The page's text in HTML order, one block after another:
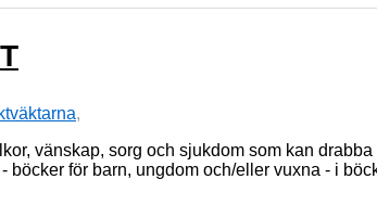
,
vänskap, sorg och sjukdom som kan
för barn, ungdom och/eller vuxna - i